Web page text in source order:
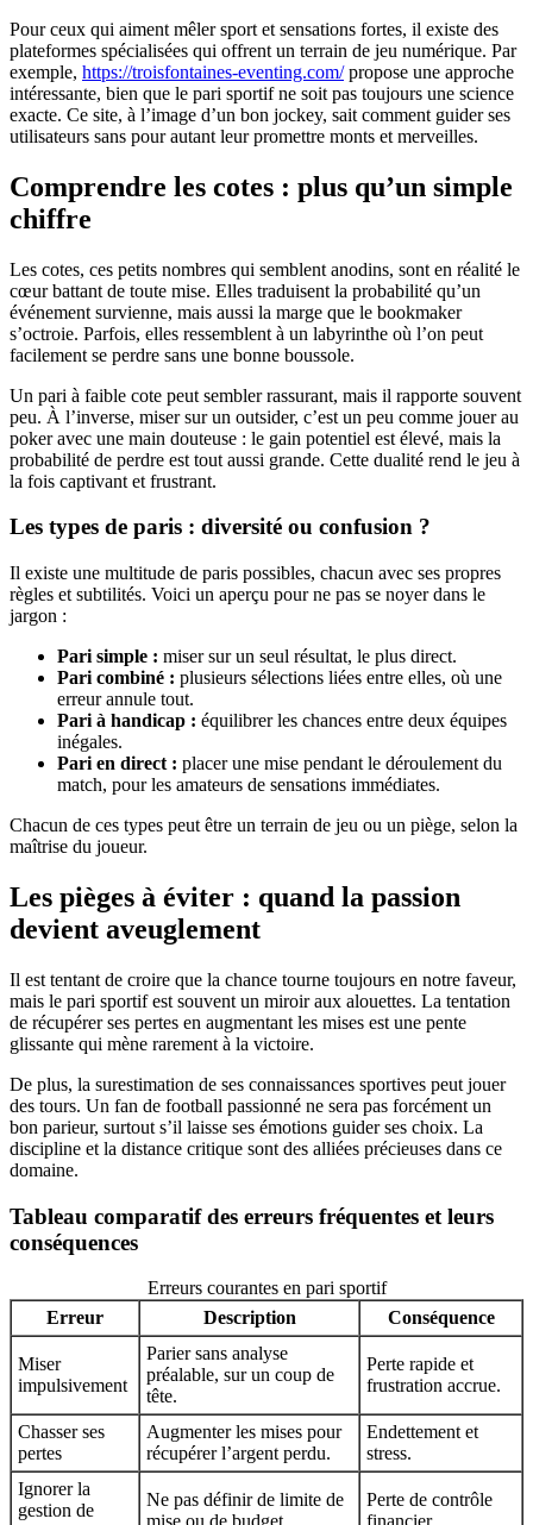
Pour ceux qui aiment mêler sport et sensations fortes, il existe des
plateformes spécialisées qui offrent un terrain de jeu numérique. Par
exemple, https://troisfontaines-eventing.com/propose une approche
intéressante, bien que le pari sportif ne soit pas toujours une science
exacte. Ce site, à l’image d’un bon jockey, sait comment guider ses
utilisateurs sans pour autant leur promettre monts et merveilles.
Comprendre les cotes : plus qu’un simple
chiffre
Les cotes, ces petits nombres qui semblent anodins, sont en réalité le
cœur battant de toute mise. Elles traduisent la probabilité qu’un
événement survienne, mais aussi la marge que le bookmaker
s’octroie. Parfois, elles ressemblent à un labyrinthe où l’on peut
facilement se perdre sans une bonne boussole.
Un pari à faible cote peut sembler rassurant, mais il rapporte souvent
peu. À l’inverse, miser sur un outsider, c’est un peu comme jouer au
poker avec une main douteuse : le gain potentiel est élevé, mais la
probabilité de perdre est tout aussi grande. Cette dualité rend le jeu à
la fois captivant et frustrant.
Les types de paris : diversité ou confusion ?
Il existe une multitude de paris possibles, chacun avec ses propres
règles et subtilités. Voici un aperçu pour ne pas se noyer dans le
jargon :
Pari simple : miser sur un seul résultat, le plus direct.
Pari combiné : plusieurs sélections liées entre elles, où une
erreur annule tout.
Pari à handicap : équilibrer les chances entre deux équipes
inégales.
Pari en direct : placer une mise pendant le déroulement du
match, pour les amateurs de sensations immédiates.
Chacun de ces types peut être un terrain de jeu ou un piège, selon la
maîtrise du joueur.
Les pièges à éviter : quand la passion
devient aveuglement
Il est tentant de croire que la chance tourne toujours en notre faveur,
mais le pari sportif est souvent un miroir aux alouettes. La tentation
de récupérer ses pertes en augmentant les mises est une pente
glissante qui mène rarement à la victoire.
De plus, la surestimation de ses connaissances sportives peut jouer
des tours. Un fan de football passionné ne sera pas forcément un
bon parieur, surtout s’il laisse ses émotions guider ses choix. La
discipline et la distance critique sont des alliées précieuses dans ce
domaine.
Tableau comparatif des erreurs fréquentes et leurs
conséquences
Erreurs courantes en pari sportif
Erreur
Description Conséquence
Miser
impulsivement
Parier sans analyse
préalable, sur un coup de
tête.
Perte rapide et
frustration accrue.
Chasser ses
pertes
Augmenter les mises pour
récupérer l’argent perdu.
Endettement et
stress.
Ignorer la
gestion de
Ne pas définir de limite de
Perte de contrôle